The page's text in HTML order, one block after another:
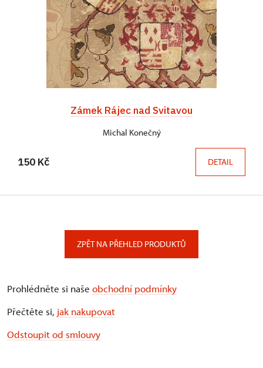
Zámek Rájec nad Svitavou
Michal Konečný
150 Kč DETAIL
ZPĚT NA PŘEHLED PRODUKTŮ
Prohlédněte si naše obchodní podmínky
Přečtěte si, jak nakupovat
Odstoupit od smlouvy